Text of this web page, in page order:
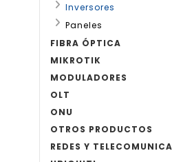
Inversores
Paneles
FIBRA ÓPTICA
MIKROTIK
MODULADORES
OLT
ONU
OTROS PRODUCTOS
REDES Y